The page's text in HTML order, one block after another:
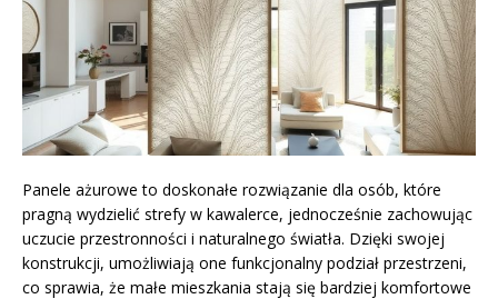
Panele ażurowe to doskonałe rozwiązanie dla osób, które
pragną wydzielić strefy w kawalerce, jednocześnie zachowując
uczucie przestronności i naturalnego światła. Dzięki swojej
konstrukcji, umożliwiają one funkcjonalny podział przestrzeni,
co sprawia, że małe mieszkania stają się bardziej komfortowe